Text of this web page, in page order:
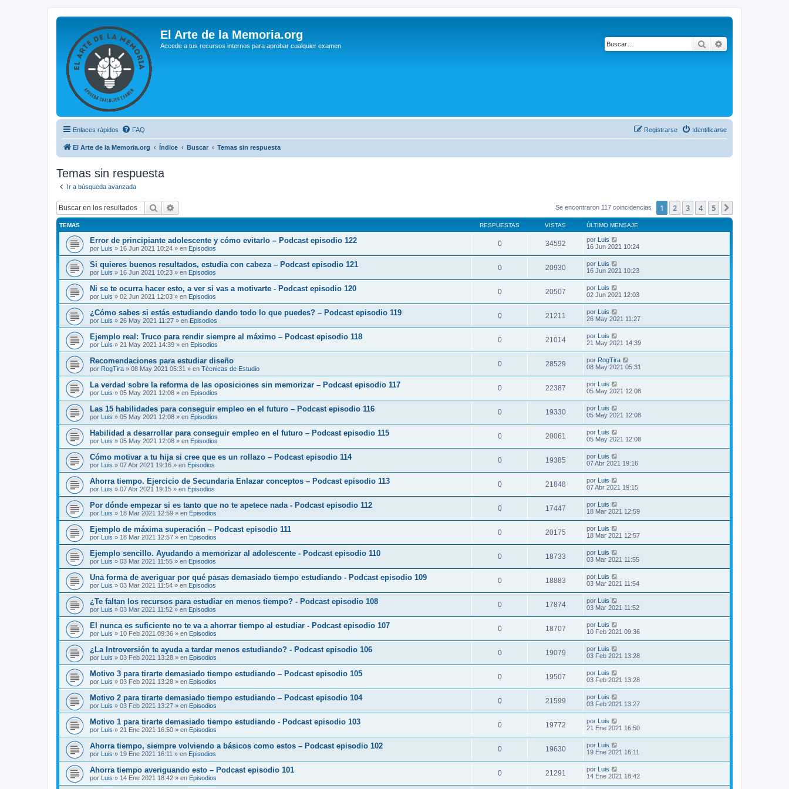
El Arte de la Memoria.org
Accede a tus recursos internos para aprobar cualquier examen Buscar
Enlaces rápidos FAQ Identificarse
Registrarse
El Arte de la Memoria.org Índice Buscar Temas sin respuesta
Temas sin respuesta
Ir a búsqueda avanzada
Buscar Se encontraron 117 coincidencias 1 2 3 4 5
TEMAS RESPUESTAS VISTAS ÚLTIMO MENSAJE
Error de principiante adolescente y cómo evitarlo – Podcast episodio 122
por Luis » 16 Jun 2021 10:24 » en Episodios
0 34592 por Luis
16 Jun 2021 10:24
Si quieres buenos resultados, estudia con cabeza – Podcast episodio 121
por Luis » 16 Jun 2021 10:23 » en Episodios
0 20930 por Luis
16 Jun 2021 10:23
Ni se te ocurra hacer esto, a ver si vas a motivarte - Podcast episodio 120
por Luis » 02 Jun 2021 12:03 » en Episodios
0 20507 por Luis
02 Jun 2021 12:03
¿Cómo sabes si estás estudiando dando todo lo que puedes? – Podcast episodio 119
por Luis » 26 May 2021 11:27 » en Episodios
0 21211 por Luis
26 May 2021 11:27
Ejemplo real: Truco para rendir siempre al máximo – Podcast episodio 118
por Luis » 21 May 2021 14:39 » en Episodios
0 21014 por Luis
21 May 2021 14:39
Recomendaciones para estudiar diseño
por RogTira » 08 May 2021 05:31 » en Técnicas de Estudio
0 28529 por RogTira
08 May 2021 05:31
La verdad sobre la reforma de las oposiciones sin memorizar – Podcast episodio 117
por Luis » 05 May 2021 12:08 » en Episodios
0 22387 por Luis
05 May 2021 12:08
Las 15 habilidades para conseguir empleo en el futuro – Podcast episodio 116
por Luis » 05 May 2021 12:08 » en Episodios
0 19330 por Luis
05 May 2021 12:08
Habilidad a desarrollar para conseguir empleo en el futuro – Podcast episodio 115
por Luis » 05 May 2021 12:08 » en Episodios
0 20061 por Luis
05 May 2021 12:08
Cómo motivar a tu hija si cree que es un rollazo – Podcast episodio 114
por Luis » 07 Abr 2021 19:16 » en Episodios
0 19385 por Luis
07 Abr 2021 19:16
Ahorra tiempo. Ejercicio de Secundaria Enlazar conceptos – Podcast episodio 113
por Luis » 07 Abr 2021 19:15 » en Episodios
0 21848 por Luis
07 Abr 2021 19:15
Por dónde empezar si es tanto que no te apetece nada - Podcast episodio 112
por Luis » 18 Mar 2021 12:59 » en Episodios
0 17447 por Luis
18 Mar 2021 12:59
Ejemplo de máxima superación – Podcast episodio 111
por Luis » 18 Mar 2021 12:57 » en Episodios
0 20175 por Luis
18 Mar 2021 12:57
Ejemplo sencillo. Ayudando a memorizar al adolescente - Podcast episodio 110
por Luis » 03 Mar 2021 11:55 » en Episodios
0 18733 por Luis
03 Mar 2021 11:55
Una forma de averiguar por qué pasas demasiado tiempo estudiando - Podcast episodio 109
por Luis » 03 Mar 2021 11:54 » en Episodios
0 18883 por Luis
03 Mar 2021 11:54
¿Te faltan los recursos para estudiar en menos tiempo? - Podcast episodio 108
por Luis » 03 Mar 2021 11:52 » en Episodios
0 17874 por Luis
03 Mar 2021 11:52
El nunca es suficiente no te va a ahorrar tiempo al estudiar - Podcast episodio 107
por Luis » 10 Feb 2021 09:36 » en Episodios
0 18707 por Luis
10 Feb 2021 09:36
¿La Introversión te ayuda a tardar menos estudiando? - Podcast episodio 106
por Luis » 03 Feb 2021 13:28 » en Episodios
0 19079 por Luis
03 Feb 2021 13:28
Motivo 3 para tirarte demasiado tiempo estudiando – Podcast episodio 105
por Luis » 03 Feb 2021 13:28 » en Episodios
0 19507 por Luis
03 Feb 2021 13:28
Motivo 2 para tirarte demasiado tiempo estudiando – Podcast episodio 104
por Luis » 03 Feb 2021 13:27 » en Episodios
0 21599 por Luis
03 Feb 2021 13:27
Motivo 1 para tirarte demasiado tiempo estudiando - Podcast episodio 103
por Luis » 21 Ene 2021 16:50 » en Episodios
0 19772 por Luis
21 Ene 2021 16:50
Ahorra tiempo, siempre volviendo a básicos como estos – Podcast episodio 102
por Luis » 19 Ene 2021 16:11 » en Episodios
0 19630 por Luis
19 Ene 2021 16:11
Ahorra tiempo averiguando esto – Podcast episodio 101
por Luis » 14 Ene 2021 18:42 » en Episodios
0 21291 por Luis
14 Ene 2021 18:42